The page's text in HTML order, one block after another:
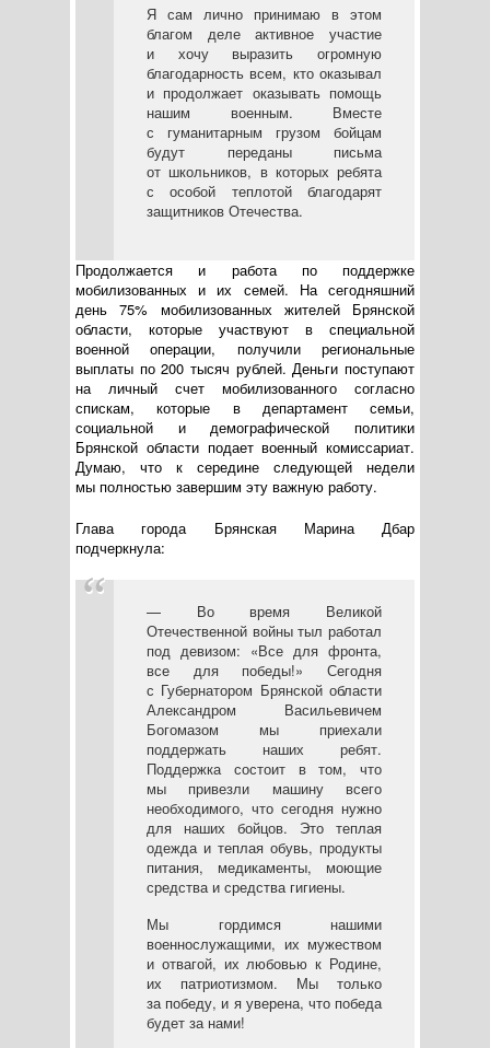
Я сам лично принимаю в этом
благом деле активное участие
и хочу выразить огромную
благодарность всем, кто оказывал
и продолжает оказывать помощь
нашим военным. Вместе
с гуманитарным грузом бойцам
будут переданы письма
от школьников, в которых ребята
с особой теплотой благодарят
защитников Отечества.
Продолжается и работа по поддержке
мобилизованных и их семей. На сегодняшний
день 75% мобилизованных жителей Брянской
области, которые участвуют в специальной
военной операции, получили региональные
выплаты по 200 тысяч рублей. Деньги поступают
на личный счет мобилизованного согласно
спискам, которые в департамент семьи,
социальной и демографической политики
Брянской области подает военный комиссариат.
Думаю, что к середине следующей недели
мы полностью завершим эту важную работу.
Глава города Брянская Марина Дбар
подчеркнула:
— Во время Великой
Отечественной войны тыл работал
под девизом: «Все для фронта,
все для победы!» Сегодня
с Губернатором Брянской области
Александром Васильевичем
Богомазом мы приехали
поддержать наших ребят.
Поддержка состоит в том, что
мы привезли машину всего
необходимого, что сегодня нужно
для наших бойцов. Это теплая
одежда и теплая обувь, продукты
питания, медикаменты, моющие
средства и средства гигиены.
Мы гордимся нашими
военнослужащими, их мужеством
и отвагой, их любовью к Родине,
их патриотизмом. Мы только
за победу, и я уверена, что победа
будет за нами!